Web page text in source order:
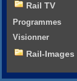
Rail TV
Programmes
Visionner
Rail-Images